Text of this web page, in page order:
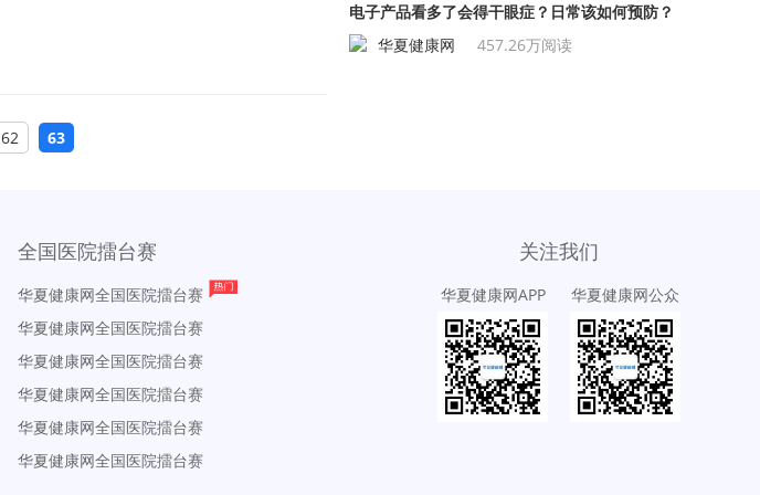
62 63
电子产品看多了会得干眼症？日常该如何预防？
华夏健康网
457.26万阅读
全国医院擂台赛
华夏健康网全国医院擂台赛
华夏健康网全国医院擂台赛
华夏健康网全国医院擂台赛
华夏健康网全国医院擂台赛
华夏健康网全国医院擂台赛
华夏健康网全国医院擂台赛
关注我们
华夏健康网APP
华夏健康网公众
号